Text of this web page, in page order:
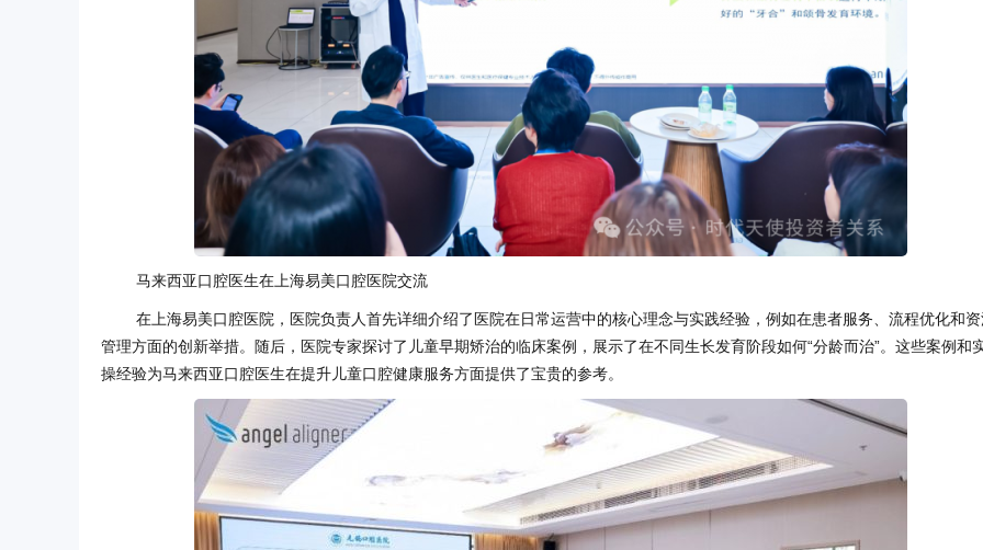
马来西亚口腔医生在上海易美口腔医院交流
在上海易美口腔医院，医院负责人首先详细介绍了医院在日常运营中的核心理念与实践经验，例如在患者服务、流程优化和
管理方面的创新举措。随后，医院专家探讨了儿童早期矫治的临床案例，展示了在不同生长发育阶段如何“分龄而治”。这些案例和
操经验为马来西亚口腔医生在提升儿童口腔健康服务方面提供了宝贵的参考。